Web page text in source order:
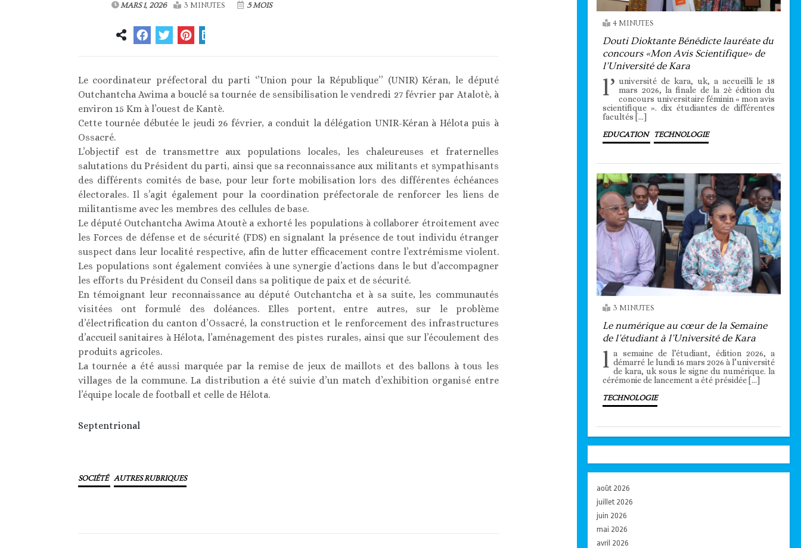
MARS 1, 2026 3 MINUTES 5 MOIS
Le coordinateur préfectoral du parti ‘’Union pour la République’’ (UNIR) Kéran, le député
Outchantcha Awima a bouclé sa tournée de sensibilisation le vendredi 27 février par Atalotè, à
environ 15 Km à l’ouest de Kantè.
Cette tournée débutée le jeudi 26 février, a conduit la délégation UNIR-Kéran à Hélota puis à
Ossacré.
L’objectif est de transmettre aux populations locales, les chaleureuses et fraternelles
salutations du Président du parti, ainsi que sa reconnaissance aux militants et sympathisants
des différents comités de base, pour leur forte mobilisation lors des différentes échéances
électorales. Il s’agit également pour la coordination préfectorale de renforcer les liens de
militantisme avec les membres des cellules de base.
Le député Outchantcha Awima Atoutè a exhorté les populations à collaborer étroitement avec
les Forces de défense et de sécurité (FDS) en signalant la présence de tout individu étranger
suspect dans leur localité respective, afin de lutter efficacement contre l’extrémisme violent.
Les populations sont également conviées à une synergie d’actions dans le but d’accompagner
les efforts du Président du Conseil dans sa politique de paix et de sécurité.
En témoignant leur reconnaissance au député Outchantcha et à sa suite, les communautés
visitées ont formulé des doléances. Elles portent, entre autres, sur le problème
d’électrification du canton d’Ossacré, la construction et le renforcement des infrastructures
d’accueil sanitaires à Hélota, l’aménagement des pistes rurales, ainsi que sur l’écoulement des
produits agricoles.
La tournée a été aussi marquée par la remise de jeux de maillots et des ballons à tous les
villages de la commune. La distribution a été suivie d’un match d’exhibition organisé entre
l’équipe locale de football et celle de Hélota.
Septentrional
SOCIÉTÉ AUTRES RUBRIQUES
4 MINUTES
Douti Dioktante Bénédicte lauréate du
concours «Mon Avis Scientifique» de
l’Université de Kara
l’ université de kara, uk, a accueilli le 18
mars 2026, la finale de la 2è édition du
concours universitaire féminin « mon avis
scientifique ». dix étudiantes de différentes
facultés […]
EDUCATION TECHNOLOGIE
3 MINUTES
Le numérique au cœur de la Semaine
de l’étudiant à l’Université de Kara
l a semaine de l’étudiant, édition 2026, a
démarré le lundi 16 mars 2026 à l’université
de kara, uk sous le signe du numérique. la
cérémonie de lancement a été présidée […]
TECHNOLOGIE
août 2026
juillet 2026
juin 2026
mai 2026
avril 2026